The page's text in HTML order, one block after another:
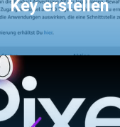
Key erstellen